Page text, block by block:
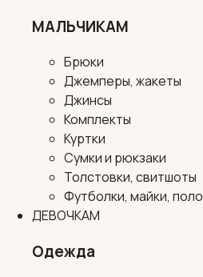
МАЛЬЧИКАМ
Брюки
Джемперы, жакеты
Джинсы
Комплекты
Куртки
Сумки и рюкзаки
Толстовки, свитшоты
Футболки, майки, поло
ДЕВОЧКАМ
Одежда